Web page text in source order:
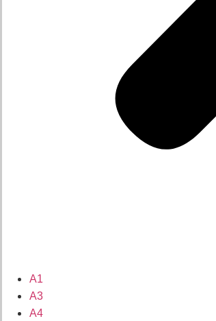
A1
A3
A4